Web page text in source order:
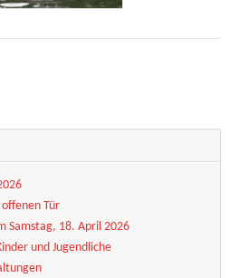
Tür
Samstag, 18. April 2026
und Jugendliche